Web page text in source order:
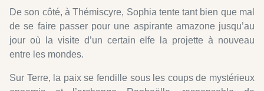
De son côté, à Thémiscyre, Sophia tente tant bien que mal
de se faire passer pour une aspirante amazone jusqu’au
jour où la visite d’un certain elfe la projette à nouveau
entre les mondes.
Sur Terre, la paix se fendille sous les coups de mystérieux